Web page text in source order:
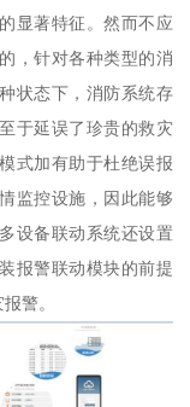
显著特征。然而不应
，针对各种类型的消
状态下，消防系统存
于延误了珍贵的救灾
式加有助于杜绝误报
监控设施，因此能够
设备联动系统还设置
报警联动模块的前提
警。